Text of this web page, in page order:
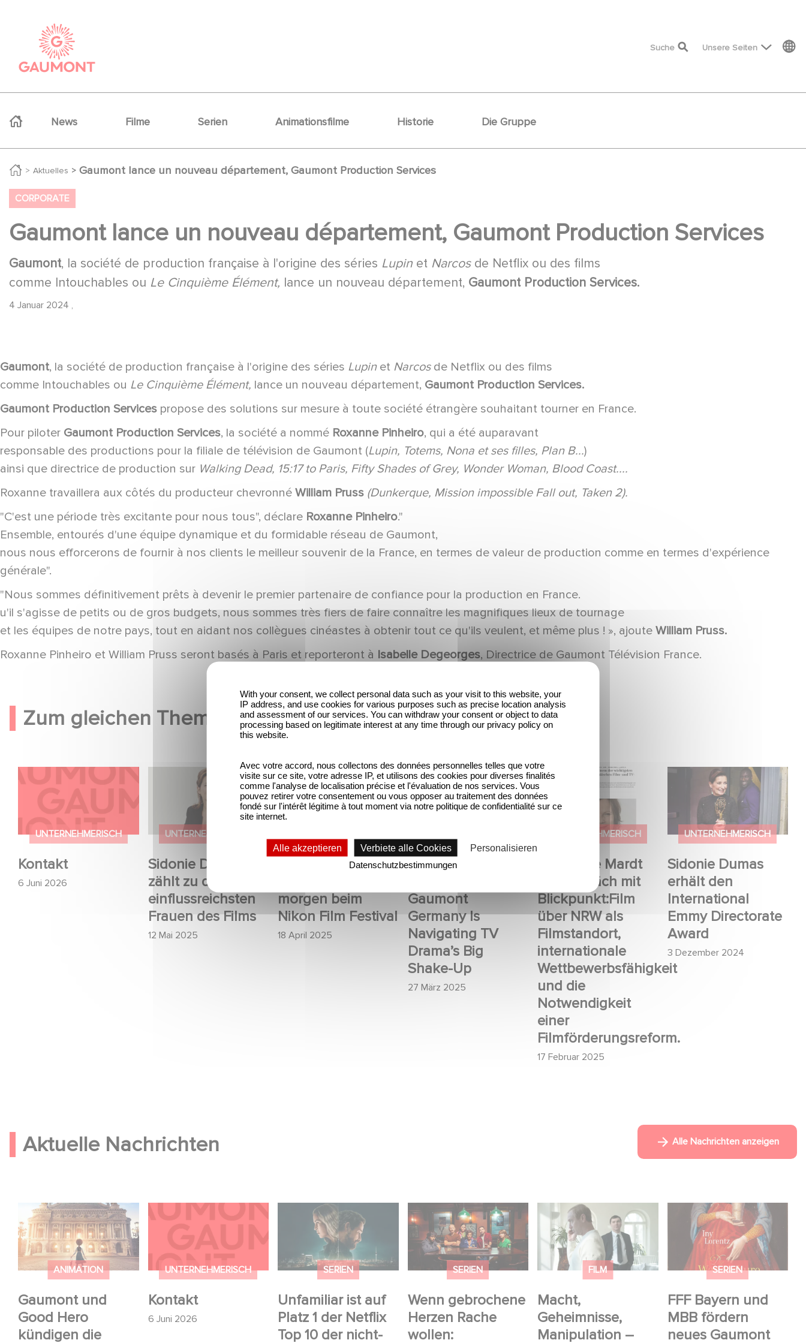
top menu
Suche Unsere Seiten
News Filme Serien Animationsfilme Historie Die Gruppe
Aktuelles Gaumont lance un nouveau département, Gaumont Production Services
CORPORATE
Gaumont lance un nouveau département, Gaumont Production Services
Gaumont, la société de production française à l'origine des séries Lupin et Narcos de Netflix ou des films
comme Intouchables ou Le Cinquième Élément, lance un nouveau département, Gaumont Production Services.
4 Januar 2024 ,
Gaumont, la société de production française à l'origine des séries Lupinet Narcos de Netflix ou des films
comme Intouchables ou Le Cinquième Élément, lance un nouveau département, Gaumont Production Services.
Gaumont Production Services propose des solutions sur mesure à toute société étrangère souhaitant tourner en France.
Pour piloter Gaumont Production Services, la société a nommé Roxanne Pinheiro, qui a été auparavant
responsable des productions pour la filiale de télévision de Gaumont (Lupin, Totems, Nona et ses filles, Plan B...)
ainsi que directrice de production sur Walking Dead, 15:17 to Paris, Fifty Shades of Grey, Wonder Woman, Blood Coast....
Roxanne travaillera aux côtés du producteur chevronné William Pruss (Dunkerque, Mission impossible Fall out, Taken 2).
"C'est une période très excitante pour nous tous", déclare Roxanne Pinheiro."
Ensemble, entourés d'une équipe dynamique et du formidable réseau de Gaumont,
nous nous efforcerons de fournir à nos clients le meilleur souvenir de la France, en termes de valeur de production comme en termes d'expérience
générale".
"Nous sommes définitivement prêts à devenir le premier partenaire de confiance pour la production en France.
u'il s'agisse de petits ou de gros budgets, nous sommes très fiers de faire connaître les magnifiques lieux de tournage
et les équipes de notre pays, tout en aidant nos collègues cinéastes à obtenir tout ce qu'ils veulent, et même plus ! », ajoute William Pruss.
Roxanne Pinheiro et William Pruss seront basés à Paris et reporteront à Isabelle Degeorges, Directrice de Gaumont Télévision France.
Zum gleichen Thema
UNTERNEHMERISCH
Kontakt
6 Juni 2026
UNTERNEHMERISCH
Sidonie Dumas
zählt zu den
einflussreichsten
Frauen des Films
12 Mai 2025
Sidonie Dumas zählt
einflussreichsten
Frauen des Films
Gaumont feiert die
morgen beim
Nikon Film Festival
18 April 2025
Gaumont feiert die
Talente von morgen
beim Nikon Film
The Hollywood
Gaumont
Germany Is
Navigating TV
Drama’s Big
Shake-Up
27 März 2025
The Hollywood
Reporter: How
Gaumont Germany Is
Drama’s Big Shake-Up
UNTERNEHMERISCH
Sabine de Mardt
im Gespräch mit
Blickpunkt:Film
über NRW als
Filmstandort,
internationale
Wettbewerbsfähigkeit
und die
Notwendigkeit
einer
Filmförderungsreform.
17 Februar 2025
Sabine de Mardt im
Gespräch mit
Blickpunkt:Film über
NRW als Filmstandort,
Wettbewerbsfähigkeit
und die
Notwendigkeit einer
Filmförderungsreform.
UNTERNEHMERISCH
Sidonie Dumas
erhält den
International
Emmy Directorate
Award
3 Dezember 2024
Sidonie Dumas erhält
den International
Emmy Directorate
Award
Aktuelle Nachrichten Alle Nachrichten anzeigen
ANIMATION
Gaumont und
Good Hero
kündigen die
Gaumont und Good
Hero kündigen die
Fortsetzung von
Ballerina - Gib deinen
UNTERNEHMERISCH
Kontakt
6 Juni 2026
SERIEN
Unfamiliar ist auf
Platz 1 der Netflix
Top 10 der nicht-
Unfamiliar ist auf Platz
1 der Netflix Top 10 der
nicht-
englischsprachigen
SERIEN
Wenn gebrochene
Herzen Rache
wollen:
Wenn gebrochene
Herzen Rache wollen:
Willkommen im
Revenge Club.
FILM
Macht,
Geheimnisse,
Manipulation –
Macht, Geheimnisse,
Manipulation – wer
zieht die Fäden im
Verborgenen?
SERIEN
FFF Bayern und
MBB fördern
neues Gaumont
FFF Bayern und MBB
fördern neues
Gaumont Projekt DIE
WANDERHURE
With your consent, we collect personal data such as your visit to this website, your
IP address, and use cookies for various purposes such as precise location analysis
and assessment of our services. You can withdraw your consent or object to data
processing based on legitimate interest at any time through our privacy policy on
this website.
Avec votre accord, nous collectons des données personnelles telles que votre
visite sur ce site, votre adresse IP, et utilisons des cookies pour diverses finalités
comme l'analyse de localisation précise et l'évaluation de nos services. Vous
pouvez retirer votre consentement ou vous opposer au traitement des données
fondé sur l'intérêt légitime à tout moment via notre politique de confidentialité sur ce
site internet.
Alle akzeptieren Verbiete alle Cookies
Personalisieren
Datenschutzbestimmungen